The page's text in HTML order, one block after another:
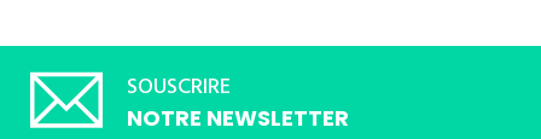
SOUSCRIRE
NOTRE NEWSLETTER